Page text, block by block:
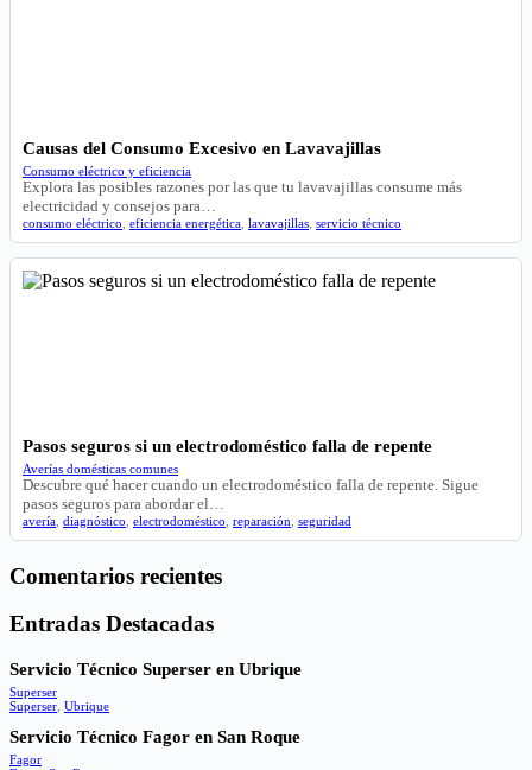
Causas del Consumo Excesivo en Lavavajillas
Consumo eléctrico y eficiencia
Explora las posibles razones por las que tu lavavajillas consume más
electricidad y consejos para…
consumo eléctrico eficiencia energética lavavajillas servicio técnico
Pasos seguros si un electrodoméstico falla de repente
Averías domésticas comunes
Descubre qué hacer cuando un electrodoméstico falla de repente. Sigue
pasos seguros para abordar el…
avería diagnóstico electrodoméstico reparación seguridad
Comentarios recientes
Entradas Destacadas
Servicio Técnico Superser en Ubrique
Superser
Superser Ubrique
Servicio Técnico Fagor en San Roque
Fagor